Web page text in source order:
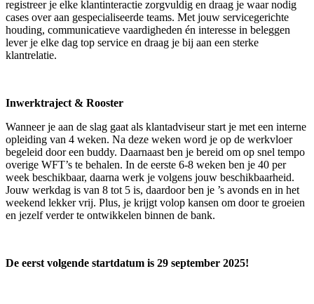
registreer je elke klantinteractie zorgvuldig en draag je waar nodig
cases over aan gespecialiseerde teams. Met jouw servicegerichte
houding, communicatieve vaardigheden én interesse in beleggen
lever je elke dag top service en draag je bij aan een sterke
klantrelatie.
Inwerktraject & Rooster
Wanneer je aan de slag gaat als klantadviseur start je met een interne
opleiding van 4 weken. Na deze weken word je op de werkvloer
begeleid door een buddy. Daarnaast ben je bereid om op snel tempo
overige WFT’s te behalen. In de eerste 6-8 weken ben je 40 per
week beschikbaar, daarna werk je volgens jouw beschikbaarheid.
Jouw werkdag is van 8 tot 5 is, daardoor ben je ’s avonds en in het
weekend lekker vrij. Plus, je krijgt volop kansen om door te groeien
en jezelf verder te ontwikkelen binnen de bank.
De eerst volgende startdatum is 29 september 2025!